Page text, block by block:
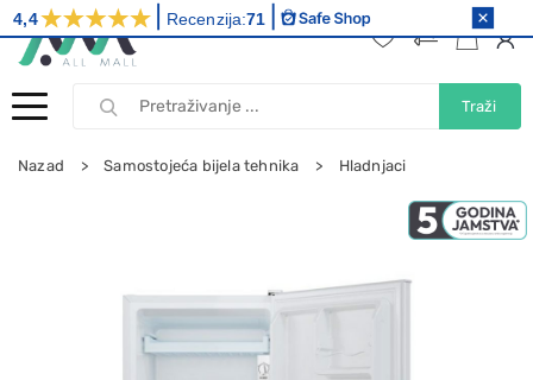
Traži
Nazad Samostojeća bijela tehnika Hladnjaci
4,4 Recenzija:71